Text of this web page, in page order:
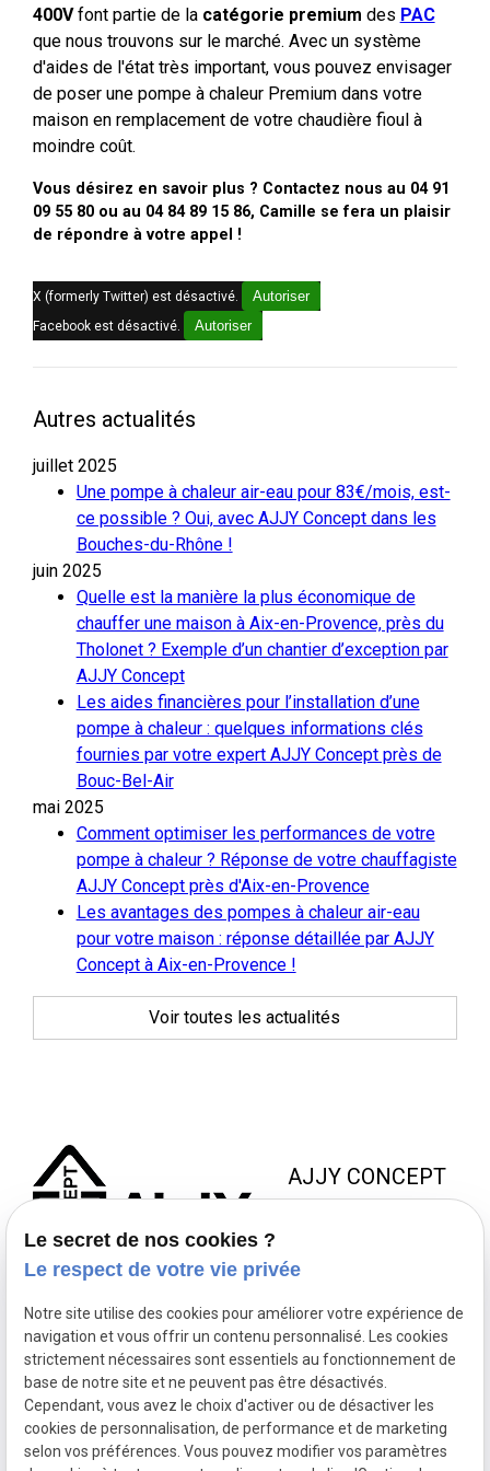
400Vfont partie de la catégorie premium des PAC
que nous trouvons sur le marché. Avec un système
d'aides de l'état très important, vous pouvez envisager
de poser une pompe à chaleur Premium dans votre
maison en remplacement de votre chaudière fioul à
moindre coût.
Vous désirez en savoir plus ? Contactez nous au 04 91
09 55 80 ou au 04 84 89 15 86, Camille se fera un plaisir
de répondre à votre appel !
X (formerly Twitter) est désactivé. Autoriser
Facebook est désactivé. Autoriser
Autres actualités
juillet 2025
Une pompe à chaleur air-eau pour 83€/mois, est-
ce possible ? Oui, avec AJJY Concept dans les
Bouches-du-Rhône !
juin 2025
Quelle est la manière la plus économique de
chauffer une maison à Aix-en-Provence, près du
Tholonet ? Exemple d’un chantier d’exception par
AJJY Concept
Les aides financières pour l’installation d’une
pompe à chaleur : quelques informations clés
fournies par votre expert AJJY Concept près de
Bouc-Bel-Air
mai 2025
Comment optimiser les performances de votre
pompe à chaleur ? Réponse de votre chauffagiste
AJJY Concept près d'Aix-en-Provence
Les avantages des pompes à chaleur air-eau
pour votre maison : réponse détaillée par AJJY
Concept à Aix-en-Provence !
Voir toutes les actualités
AJJY CONCEPT
NOUS JOINDRE
contact@ajjyconcept.com
04 84 89 15 86
NOS
HORAIRES
Du lundi au
vendredi 8h à
18h non-stop
NOUS
SUIVRE
Le secret de nos cookies ?
Le respect de votre vie privée
Notre site utilise des cookies pour améliorer votre expérience de
navigation et vous offrir un contenu personnalisé. Les cookies
strictement nécessaires sont essentiels au fonctionnement de
base de notre site et ne peuvent pas être désactivés.
Cependant, vous avez le choix d'activer ou de désactiver les
cookies de personnalisation, de performance et de marketing
selon vos préférences. Vous pouvez modifier vos paramètres